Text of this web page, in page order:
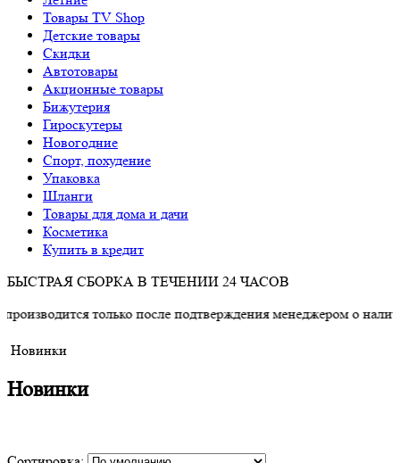
Товары TV Shop
Детские товары
Cкидки
Автотовары
Акционные товары
Бижутерия
Гироскутеры
Новогодние
Спорт, похудение
Упаковка
Шланги
Товары для дома и дачи
Косметика
Купить в кредит
БЫСТРАЯ СБОРКА В ТЕЧЕНИИ 24 ЧАСОВ
только после подтверждения менеджером о наличии товара.
Новинки
Новинки